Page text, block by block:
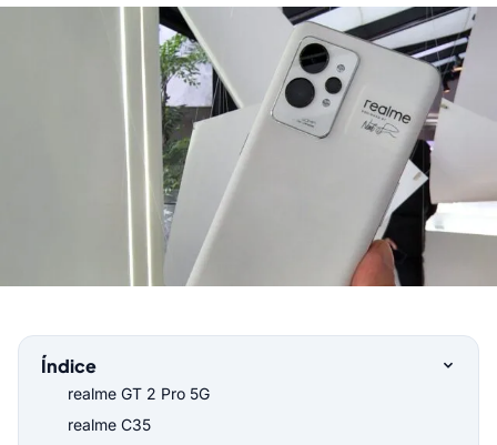
Índice
realme GT 2 Pro 5G
realme C35